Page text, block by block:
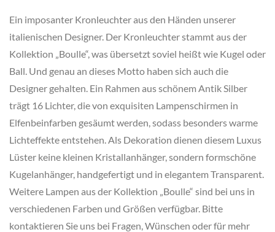
Ein imposanter Kronleuchter aus den Händen unserer
italienischen Designer. Der Kronleuchter stammt aus der
Kollektion „Boulle“, was übersetzt soviel heißt wie Kugel oder
Ball. Und genau an dieses Motto haben sich auch die
Designer gehalten. Ein Rahmen aus schönem Antik Silber
trägt 16 Lichter, die von exquisiten Lampenschirmen in
Elfenbeinfarben gesäumt werden, sodass besonders warme
Lichteffekte entstehen. Als Dekoration dienen diesem Luxus
Lüster keine kleinen Kristallanhänger, sondern formschöne
Kugelanhänger, handgefertigt und in elegantem Transparent.
Weitere Lampen aus der Kollektion „Boulle“ sind bei uns in
verschiedenen Farben und Größen verfügbar. Bitte
kontaktieren Sie uns bei Fragen, Wünschen oder für mehr